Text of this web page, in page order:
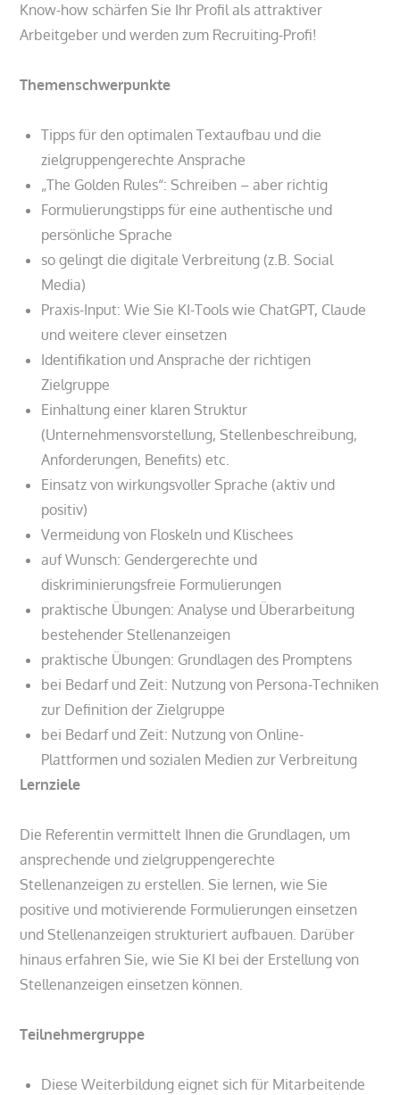
Know-how schärfen Sie Ihr Profil als attraktiver
Arbeitgeber und werden zum Recruiting-Profi!
Themenschwerpunkte
Tipps für den optimalen Textaufbau und die
zielgruppengerechte Ansprache
„The Golden Rules“: Schreiben – aber richtig
Formulierungstipps für eine authentische und
persönliche Sprache
so gelingt die digitale Verbreitung (z.B. Social
Media)
Praxis-Input: Wie Sie KI-Tools wie ChatGPT, Claude
und weitere clever einsetzen
Identifikation und Ansprache der richtigen
Zielgruppe
Einhaltung einer klaren Struktur
(Unternehmensvorstellung, Stellenbeschreibung,
Anforderungen, Benefits) etc.
Einsatz von wirkungsvoller Sprache (aktiv und
positiv)
Vermeidung von Floskeln und Klischees
auf Wunsch: Gendergerechte und
diskriminierungsfreie Formulierungen
praktische Übungen: Analyse und Überarbeitung
bestehender Stellenanzeigen
praktische Übungen: Grundlagen des Promptens
bei Bedarf und Zeit: Nutzung von Persona-Techniken
zur Definition der Zielgruppe
bei Bedarf und Zeit: Nutzung von Online-
Plattformen und sozialen Medien zur Verbreitung
Lernziele
Die Referentin vermittelt Ihnen die Grundlagen, um
ansprechende und zielgruppengerechte
Stellenanzeigen zu erstellen. Sie lernen, wie Sie
positive und motivierende Formulierungen einsetzen
und Stellenanzeigen strukturiert aufbauen. Darüber
hinaus erfahren Sie, wie Sie KI bei der Erstellung von
Stellenanzeigen einsetzen können.
Teilnehmergruppe
Diese Weiterbildung eignet sich für Mitarbeitende